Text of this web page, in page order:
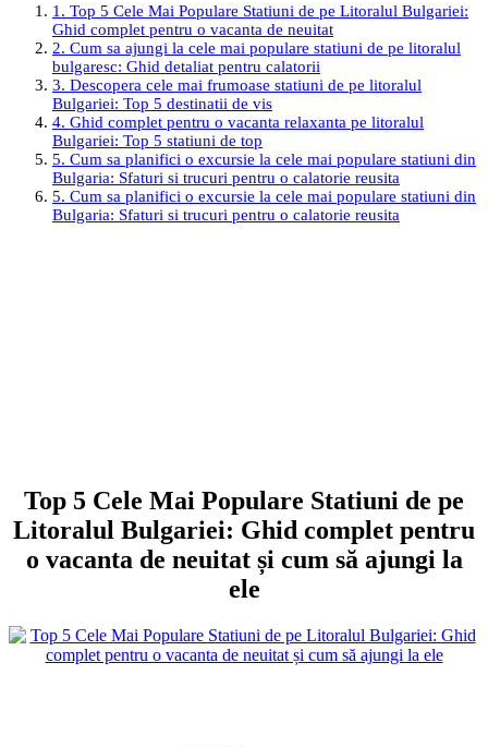
1. Top 5 Cele Mai Populare Statiuni de pe Litoralul Bulgariei:
Ghid complet pentru o vacanta de neuitat
2. Cum sa ajungi la cele mai populare statiuni de pe litoralul
bulgaresc: Ghid detaliat pentru calatorii
3. Descopera cele mai frumoase statiuni de pe litoralul
Bulgariei: Top 5 destinatii de vis
4. Ghid complet pentru o vacanta relaxanta pe litoralul
Bulgariei: Top 5 statiuni de top
5. Cum sa planifici o excursie la cele mai populare statiuni din
Bulgaria: Sfaturi si trucuri pentru o calatorie reusita
5. Cum sa planifici o excursie la cele mai populare statiuni din
Bulgaria: Sfaturi si trucuri pentru o calatorie reusita
Top 5 Cele Mai Populare Statiuni de pe
Litoralul Bulgariei: Ghid complet pentru
o vacanta de neuitat și cum să ajungi la
ele